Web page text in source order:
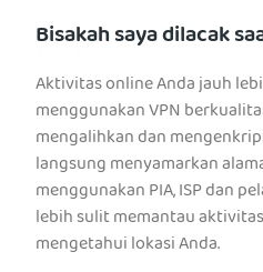
Bisakah saya dilacak
Aktivitas online Anda jauh
menggunakan VPN
mengalihkan dan
langsung menyamarkan
menggunakan PIA, ISP dan
lebih sulit memantau
mengetahui lokasi Anda.